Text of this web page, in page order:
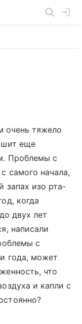
очень тяжело
еще
Проблемы с
самого начала,
запах изо рта-
когда
двух лет
написали
с
года, может
что
и капли с